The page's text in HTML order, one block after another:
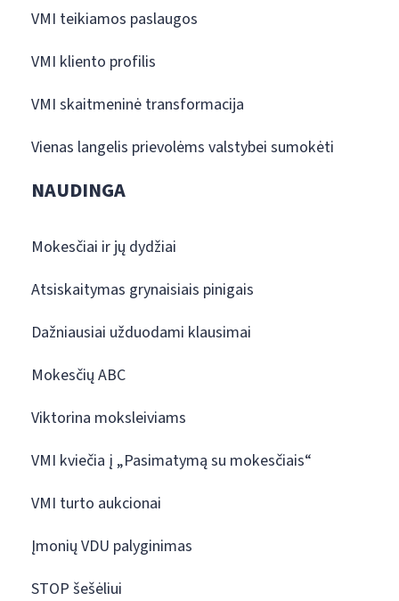
VMI teikiamos paslaugos
VMI kliento profilis
VMI skaitmeninė transformacija
Vienas langelis prievolėms valstybei sumokėti
NAUDINGA
Mokesčiai ir jų dydžiai
Atsiskaitymas grynaisiais pinigais
Dažniausiai užduodami klausimai
Mokesčių ABC
Viktorina moksleiviams
VMI kviečia į „Pasimatymą su mokesčiais“
VMI turto aukcionai
Įmonių VDU palyginimas
STOP šešėliui